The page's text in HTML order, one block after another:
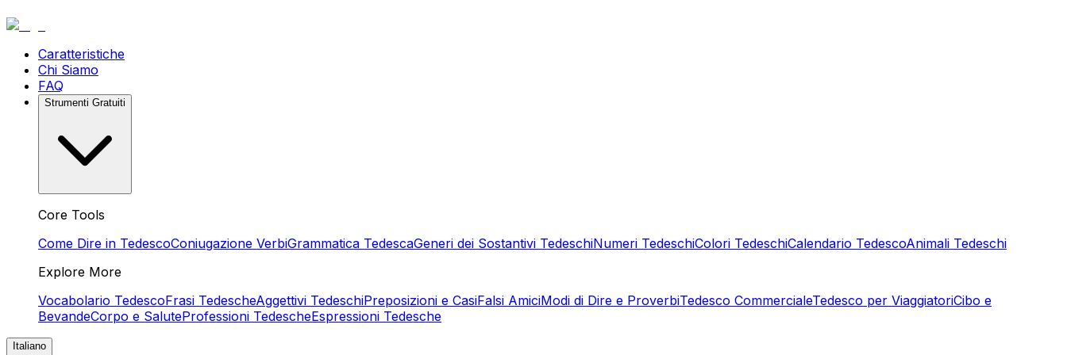
Caratteristiche
Chi Siamo
FAQ
Strumenti Gratuiti
Core Tools
Come Dire in TedescoConiugazione VerbiGrammatica TedescaGeneri dei Sostantivi TedeschiNumeri TedeschiColori TedeschiCalendario TedescoAnimali Tedeschi
Explore More
Vocabolario TedescoFrasi TedescheAggettivi TedeschiPreposizioni e CasiFalsi AmiciModi di Dire e ProverbiTedesco CommercialeTedesco per ViaggiatoriCibo e
BevandeCorpo e SaluteProfessioni TedescheEspressioni Tedesche
Italiano